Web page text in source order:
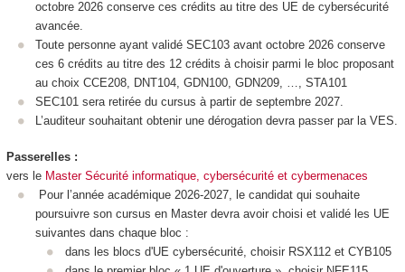
octobre 2026 conserve ces crédits au titre des UE de cybersécurité
avancée.
Toute personne ayant validé SEC103 avant octobre 2026 conserve
ces 6 crédits au titre des 12 crédits à choisir parmi le bloc proposant
au choix CCE208, DNT104, GDN100, GDN209, …, STA101
SEC101 sera retirée du cursus à partir de septembre 2027.
L’auditeur souhaitant obtenir une dérogation devra passer par la VES
Passerelles :
vers le Master Sécurité informatique, cybersécurité et cybermenaces
Pour l’année académique 2026-2027, le candidat qui souhaite
poursuivre son cursus en Master devra avoir choisi et validé les UE
suivantes dans chaque bloc :
dans les blocs d'UE cybersécurité, choisir RSX112 et CYB105